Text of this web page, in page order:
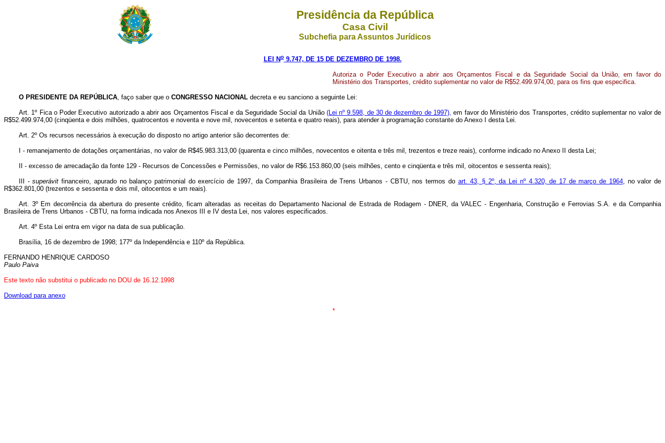
Presidência da República
Casa Civil
Subchefia para Assuntos Jurídicos
LEI No9.747, DE 15 DE DEZEMBRO DE 1998.
Autoriza o Poder Executivo a abrir aos Orçamentos Fiscal e da Seguridade Social da União, em favor do
Ministério dos Transportes, crédito suplementar no valor de R$52.499.974,00, para os fins que especifica.
O PRESIDENTE DA REPÚBLICA, faço saber que o CONGRESSO NACIONAL decreta e eu sanciono a seguinte Lei:
Art. 1º Fica o Poder Executivo autorizado a abrir aos Orçamentos Fiscal e da Seguridade Social da União (Lei nº 9.598, de 30 de dezembro de 1997), em favor do Ministério dos Transportes, crédito suplementar no valor de
R$52.499.974,00 (cinqüenta e dois milhões, quatrocentos e noventa e nove mil, novecentos e setenta e quatro reais), para atender à programação constante do Anexo I desta Lei.
Art. 2º Os recursos necessários à execução do disposto no artigo anterior são decorrentes de:
I - remanejamento de dotações orçamentárias, no valor de R$45.983.313,00 (quarenta e cinco milhões, novecentos e oitenta e três mil, trezentos e treze reais), conforme indicado no Anexo II desta Lei;
II - excesso de arrecadação da fonte 129 - Recursos de Concessões e Permissões, no valor de R$6.153.860,00 (seis milhões, cento e cinqüenta e três mil, oitocentos e sessenta reais);
III -superávit financeiro, apurado no balanço patrimonial do exercício de 1997, da Companhia Brasileira de Trens Urbanos - CBTU, nos termos do art. 43, § 2º, da Lei nº 4.320, de 17 de março de 1964, no valor de
R$362.801,00 (trezentos e sessenta e dois mil, oitocentos e um reais).
Art. 3º Em decorrência da abertura do presente crédito, ficam alteradas as receitas do Departamento Nacional de Estrada de Rodagem - DNER, da VALEC - Engenharia, Construção e Ferrovias S.A. e da Companhia
Brasileira de Trens Urbanos - CBTU, na forma indicada nos Anexos III e IV desta Lei, nos valores especificados.
Art. 4º Esta Lei entra em vigor na data de sua publicação.
Brasília, 16 de dezembro de 1998; 177º da Independência e 110º da República.
FERNANDO HENRIQUE CARDOSO
Paulo Paiva
Este texto não substitui o publicado no DOU de 16.12.1998
Download para anexo
*